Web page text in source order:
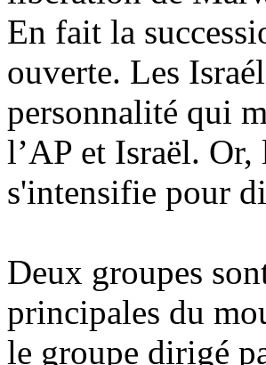
En fait la
ouverte. Les
personnalité qui
l’AP et Israël.
s'intensifie pour
Deux groupes
principales du
le groupe dirigé